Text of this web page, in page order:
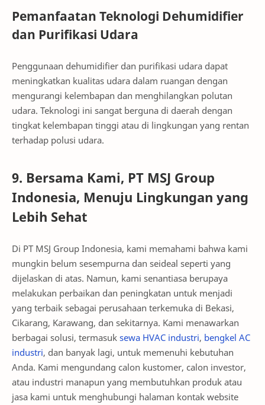
Pemanfaatan Teknologi Dehumidifier
dan Purifikasi Udara
Penggunaan dehumidifier dan purifikasi udara dapat
meningkatkan kualitas udara dalam ruangan dengan
mengurangi kelembapan dan menghilangkan polutan
udara. Teknologi ini sangat berguna di daerah dengan
tingkat kelembapan tinggi atau di lingkungan yang rentan
terhadap polusi udara.
9. Bersama Kami, PT MSJ Group
Indonesia, Menuju Lingkungan yang
Lebih Sehat
Di PT MSJ Group Indonesia, kami memahami bahwa kami
mungkin belum sesempurna dan seideal seperti yang
dijelaskan di atas. Namun, kami senantiasa berupaya
melakukan perbaikan dan peningkatan untuk menjadi
yang terbaik sebagai perusahaan terkemuka di Bekasi,
Cikarang, Karawang, dan sekitarnya. Kami menawarkan
berbagai solusi, termasuk sewa HVAC industri, bengkel AC
industri, dan banyak lagi, untuk memenuhi kebutuhan
Anda. Kami mengundang calon kustomer, calon investor,
atau industri manapun yang membutuhkan produk atau
jasa kami untuk menghubungi halaman kontak website